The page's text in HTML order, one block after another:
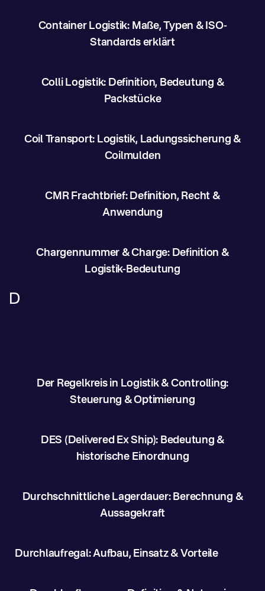
Container Logistik: Maße, Typen & ISO-
Standards erklärt
Colli Logistik: Definition, Bedeutung &
Packstücke
Coil Transport: Logistik, Ladungssicherung &
Coilmulden
CMR Frachtbrief: Definition, Recht &
Anwendung
Chargennummer & Charge: Definition &
Logistik-Bedeutung
D
Der Regelkreis in Logistik & Controlling:
Steuerung & Optimierung
DES (Delivered Ex Ship): Bedeutung &
historische Einordnung
Durchschnittliche Lagerdauer: Berechnung &
Aussagekraft
Durchlaufregal: Aufbau, Einsatz & Vorteile